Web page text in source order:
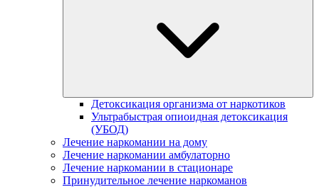
Детоксикация организма от наркотиков
Ультрабыстрая опиоидная детоксикация
(УБОД)
Лечение наркомании на дому
Лечение наркомании амбулаторно
Лечение наркомании в стационаре
Принудительное лечение наркоманов